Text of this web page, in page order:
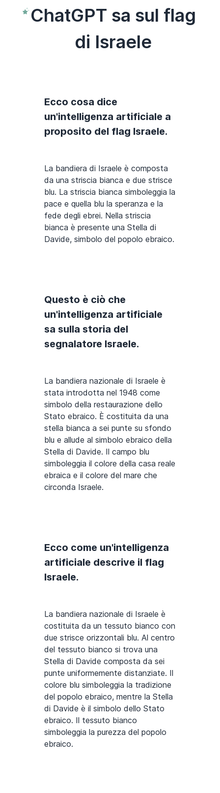
ChatGPT sa sul flag
di Israele
Ecco cosa dice
un'intelligenza artificiale a
proposito del flag Israele.
La bandiera di Israele è composta
da una striscia bianca e due strisce
blu. La striscia bianca simboleggia la
pace e quella blu la speranza e la
fede degli ebrei. Nella striscia
bianca è presente una Stella di
Davide, simbolo del popolo ebraico.
Questo è ciò che
un'intelligenza artificiale
sa sulla storia del
segnalatore Israele.
La bandiera nazionale di Israele è
stata introdotta nel 1948 come
simbolo della restaurazione dello
Stato ebraico. È costituita da una
stella bianca a sei punte su sfondo
blu e allude al simbolo ebraico della
Stella di Davide. Il campo blu
simboleggia il colore della casa reale
ebraica e il colore del mare che
circonda Israele.
Ecco come un'intelligenza
artificiale descrive il flag
Israele.
La bandiera nazionale di Israele è
costituita da un tessuto bianco con
due strisce orizzontali blu. Al centro
del tessuto bianco si trova una
Stella di Davide composta da sei
punte uniformemente distanziate. Il
colore blu simboleggia la tradizione
del popolo ebraico, mentre la Stella
di Davide è il simbolo dello Stato
ebraico. Il tessuto bianco
simboleggia la purezza del popolo
ebraico.